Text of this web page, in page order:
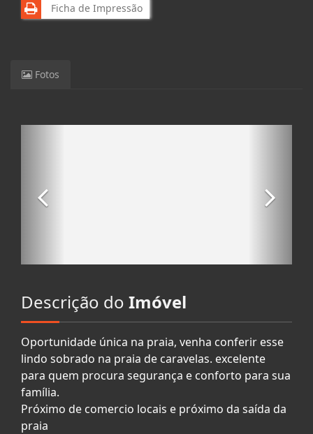
Ficha de Impressão
Fotos
Descrição do Imóvel
Oportunidade única na praia, venha conferir esse
lindo sobrado na praia de caravelas. excelente
para quem procura segurança e conforto para sua
família.
Próximo de comercio locais e próximo da saída da
praia